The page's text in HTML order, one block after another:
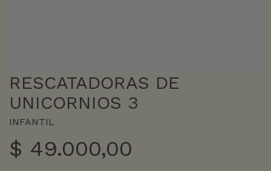
RESCATADORAS DE
UNICORNIOS 3
INFANTIL
$ 49.000,00